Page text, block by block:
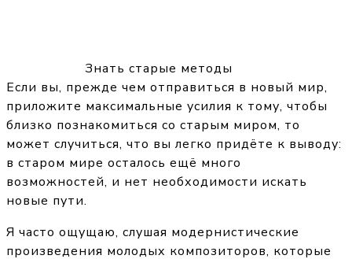
Знать старые методы
Если вы, прежде чем отправиться в новый мир,
приложите максимальные усилия к тому, чтобы
близко познакомиться со старым миром, то
может случиться, что вы легко придёте к выводу:
в старом мире осталось ещё много
возможностей, и нет необходимости искать
новые пути.
Я часто ощущаю, слушая модернистические
произведения молодых композиторов, которые